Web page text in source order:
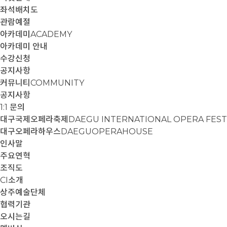
좌석배치도
관람예절
아카데미 ACADEMY
아카데미 안내
수강신청
공지사항
커뮤니티 COMMUNITY
공지사항
1:1 문의
대구국제오페라축제 DAEGU INTERNATIONAL OPERA
대구오페라하우스DAEGUOPERAHOUSE
인사말
주요연혁
조직도
CI소개
상주예술단체
협력기관
오시는길